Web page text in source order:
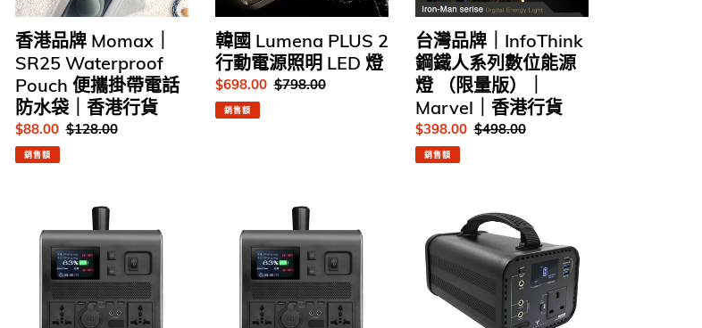
Pouch
便
攜
掛
帶
電
話
防
水
香港品牌 Momax｜
SR25 Waterproof
Pouch 便攜掛帶電話
防水袋｜香港行貨
售
價
$88.00 定
$128.00
銷售額
照
明
LED
燈
韓國 Lumena PLUS 2
行動電源照明 LED 燈
售
價
$698.00 定
$798.00
銷售額
人
系
列
數
位
能
源
燈
（限
Marvel
｜
香
台灣品牌｜InfoThink
鋼鐵人系列數位能源
燈 （限量版）｜
Marvel｜香港行貨
售
價
$398.00 定
$498.00
銷售額
VJ100
280,000mAh
VJ050
138,000mAh
王
2the
Max
EG8000
81,600mAh